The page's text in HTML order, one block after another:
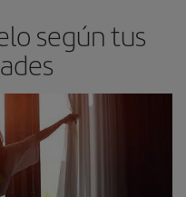
según tus